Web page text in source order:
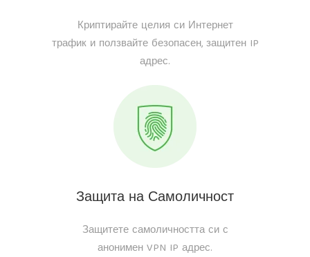
Криптирайте целия си Интернет
трафик и ползвайте безопасен, защитен IP
адрес.
Защита на Самоличност
Защитете самоличността си с
анонимен VPN IP адрес.